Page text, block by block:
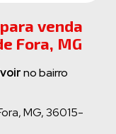
venda
Fora, MG
no bairro
MG, 36015-